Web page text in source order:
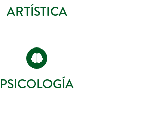
ARTÍSTICA
PSICOLOGÍA